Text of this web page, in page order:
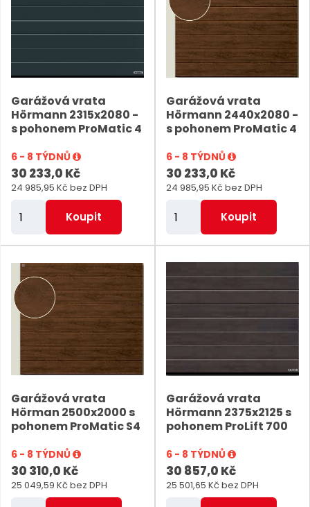
t
č
t
t
t
Garážová vrata
Hörmann 2315x2080 -
s pohonem ProMatic 4
30 233,0 Kč
24 985,95 Kč bez DPH
ě
n
t
t
Koupit
6 - 8 TÝDNŮ
Garážová vrata
Hörmann 2440x2080 -
s pohonem ProMatic 4
30 233,0 Kč
24 985,95 Kč bez DPH
ě
n
i
t
o
č
t
Koupit
6 - 8 TÝDNŮ
Garážová vrata
Hörman 2500x2000 s
pohonem ProMatic S4
30 310,0 Kč
25 049,59 Kč bez DPH
6 - 8 TÝDNŮ
Garážová vrata
Hörmann 2375x2125 s
pohonem ProLift 700
30 857,0 Kč
25 501,65 Kč bez DPH
6 - 8 TÝDNŮ